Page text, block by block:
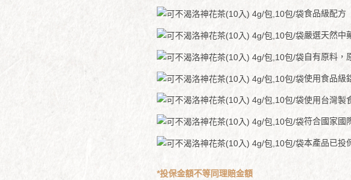
食品級配方
嚴選天然中
自有原料，
使用食品級
使用台灣製
符合國家國
本產品已投
*投保金額不等同理賠金額